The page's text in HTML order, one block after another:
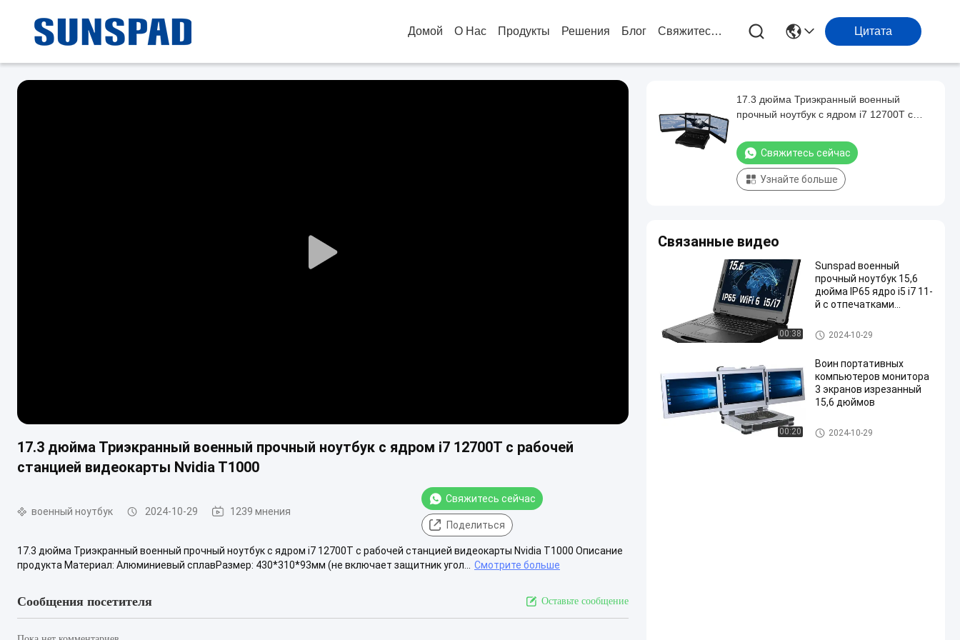
Домой О Нас Продукты Решения Блог Свяжитесь С Нами Цитата
Play
17.3 дюйма Триэкранный военный прочный ноутбук с ядром i7 12700T с рабочей
станцией видеокарты Nvidia T1000
военный ноутбук 2024-10-29 1239 мнения
Свяжитесь сейчас
Поделиться
17.3 дюйма Триэкранный военный прочный ноутбук с ядром i7 12700T с рабочей станцией видеокарты Nvidia T1000 Описание
продукта Материал: Алюминиевый сплавРазмер: 430*310*93мм (не включает защитник угол...
Смотрите больше
Сообщения посетителя Оставьте сообщение
17.3 дюйма Триэкранный военный
прочный ноутбук с ядром i7 12700T с
T1000
Свяжитесь сейчас
Узнайте больше
Связанные видео
00:38
Sunspad военный
прочный ноутбук 15,6
дюйма IP65 ядро i5 i7 11-
й с отпечатками
необязательно
военный ноутбук
2024-10-29
00:20
Воин портативных
компьютеров монитора
3 экранов изрезанный
15,6 дюймов
Прочные портативные компь
ютеры
2024-10-29